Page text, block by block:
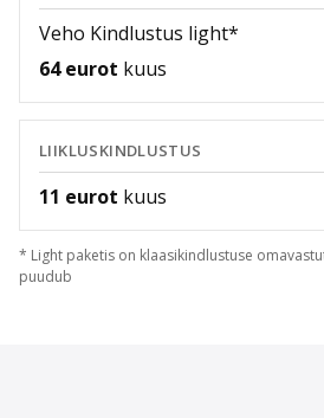
Veho Kindlustus light*
64 eurot kuus
LIIKLUSKINDLUSTUS
11 eurot kuus
* Light paketis on klaasikindlustuse
puudub